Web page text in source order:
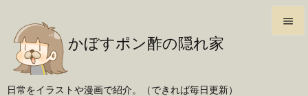
かぼすポン酢の隠れ家
日常をイラストや漫画で紹介。（できれば毎日更新）
